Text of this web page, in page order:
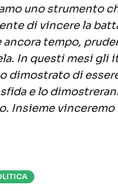
uno strumento
di vincere la
ancora tempo,
In questi mesi gli
dimostrato di
e lo
Insieme vinceremo